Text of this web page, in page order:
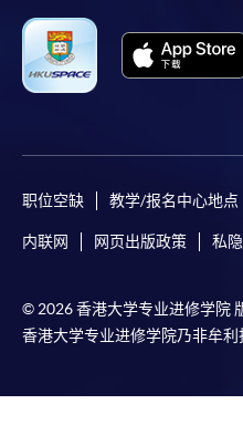
程/科目只可提交一次
在網上報名過程中，
確認。另外，確認電
如須甄選入學，則正
取錄的證明。學院將
免責聲明
职位空缺 教学/报名中心地点
内联网 网页出版政策 私
© 2026 香港大学专业进修学院
香港大学专业进修学院乃非牟利